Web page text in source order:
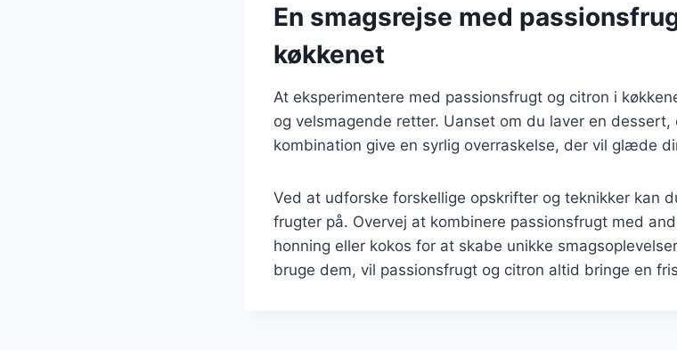
En smagsrejse med
køkkenet
At eksperimentere med passionsfrugt og citron i
og velsmagende retter. Uanset om du laver en
kombination give en syrlig overraskelse, der vil glæde
Ved at udforske forskellige opskrifter og teknikker kan
frugter på. Overvej at kombinere passionsfrugt med
honning eller kokos for at skabe unikke
bruge dem, vil passionsfrugt og citron altid bringe en